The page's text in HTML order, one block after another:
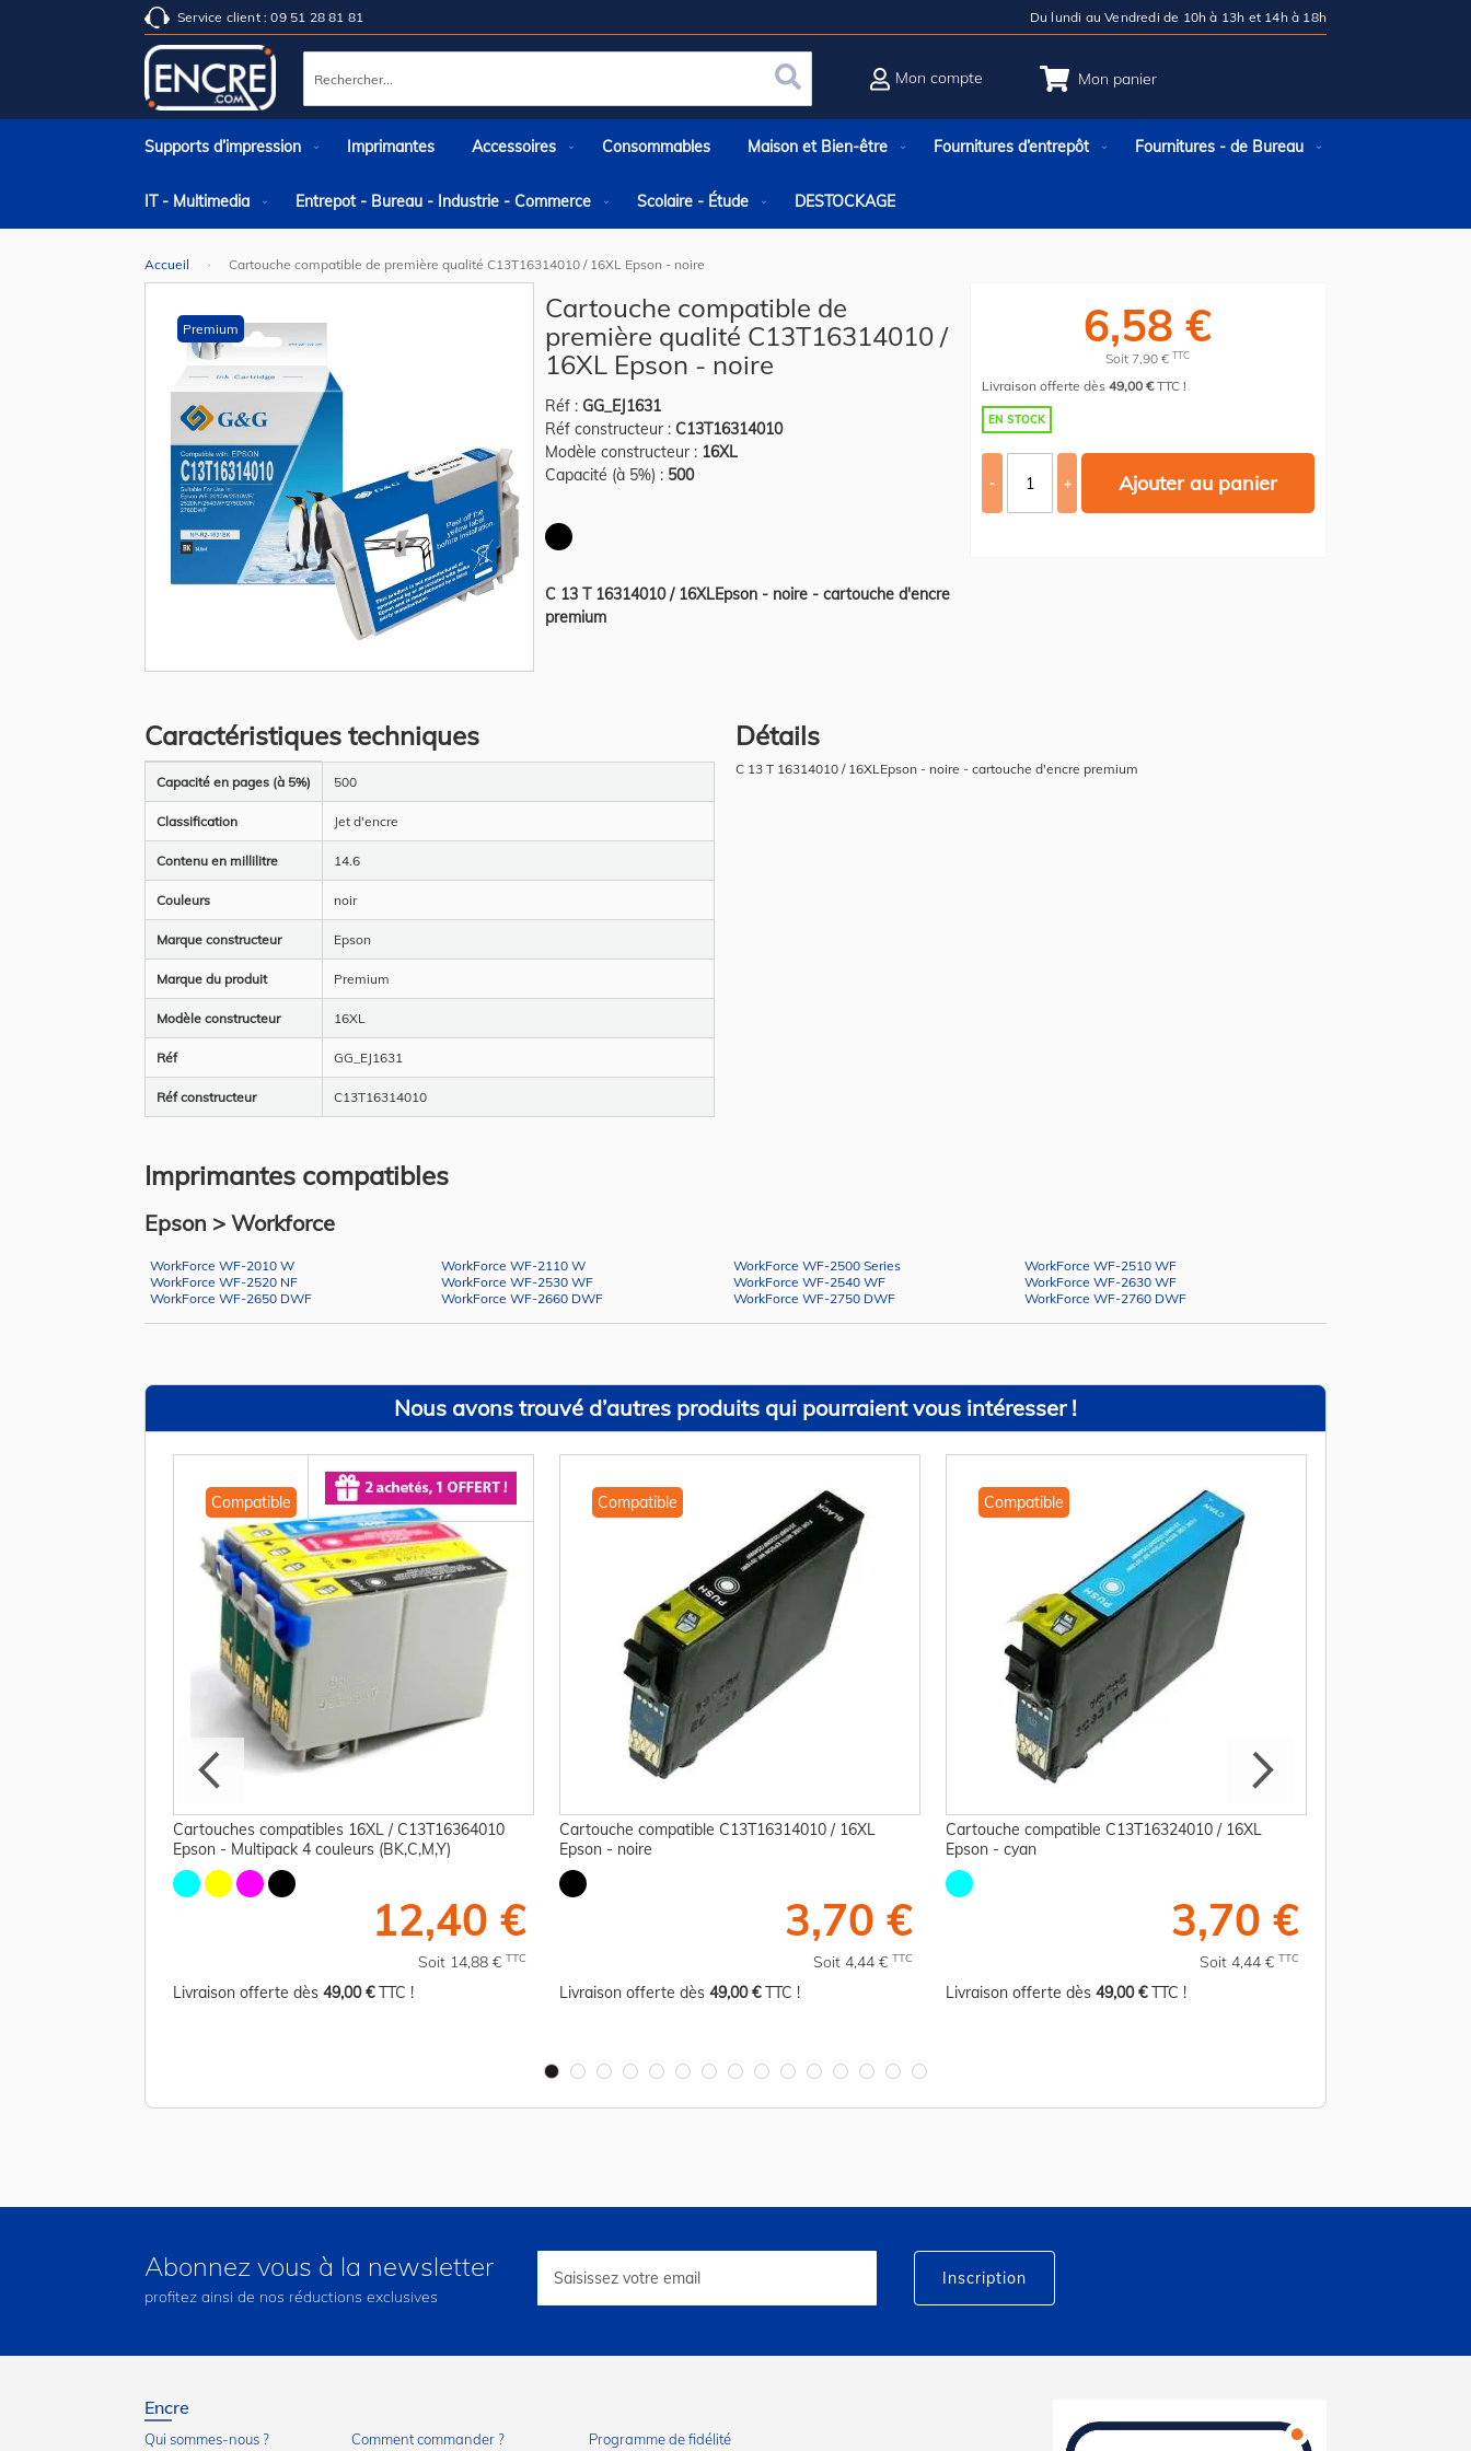
Service client : 09 51 28 81 81 Du lundi au Vendredi de 10h à 13h et 14h à 18h
Mon panier
Rechercher Rechercher
Mon compte
Supports d’impression Imprimantes Accessoires Consommables Maison et Bien-être Fournitures d’entrepôt Fournitures - de Bureau
IT - Multimedia Entrepot - Bureau - Industrie - Commerce Scolaire - Étude DESTOCKAGE
Accueil
Cartouche compatible de première qualité C13T16314010 / 16XL Epson - noire
images
beginning
of
the
images
gallery
Premium
Cartouche compatible de
première qualité C13T16314010 /
16XL Epson - noire
Réf : GG_EJ1631
Réf constructeur : C13T16314010
Modèle constructeur : 16XL
Capacité (à 5%) : 500
C 13 T 16314010 / 16XLEpson - noire - cartouche d'encre
premium
6,58 €
Soit 7,90 € TTC
Livraison offerte dès49,00 €TTC !
EN STOCK
- + Ajouter au panier
Caractéristiques techniques
d’information
Capacité en pages (à 5%) 500
Classification Jet d'encre
Contenu en millilitre 14.6
Couleurs noir
Marque constructeur Epson
Marque du produit Premium
Modèle constructeur 16XL
Réf GG_EJ1631
Réf constructeur C13T16314010
Détails
C 13 T 16314010 / 16XLEpson - noire - cartouche d'encre premium
Imprimantes compatibles
Epson > Workforce
WorkForce WF-2010 W WorkForce WF-2110 W WorkForce WF-2500 Series
WorkForce WF-2510 WF
WorkForce WF-2520 NF
WorkForce WF-2530 WF WorkForce WF-2540 WF
WorkForce WF-2630 WF
WorkForce WF-2650 DWF
WorkForce WF-2660 DWF WorkForce WF-2750 DWF WorkForce WF-2760 DWF
Nous avons trouvé d’autres produits qui pourraient vous intéresser !
Compatible
Cartouches compatibles 16XL / C13T16364010
Epson - Multipack 4 couleurs (BK,C,M,Y)
12,40 €
Soit 14,88 € TTC
Livraison offerte dès 49,00 €TTC !
Compatible
Cartouche compatible C13T16314010 / 16XL
Epson - noire
3,70 €
Soit 4,44 € TTC
Livraison offerte dès 49,00 €TTC !
Compatible
Cartouche compatible C13T16324010 / 16XL
Epson - cyan
3,70 €
Soit 4,44 € TTC
Livraison offerte dès 49,00 €TTC !
Abonnez vous à la newsletter
profitez ainsi de nos réductions exclusives
lettre
Inscription
Encre
Qui sommes-nous ? Comment commander ? Programme de fidélité